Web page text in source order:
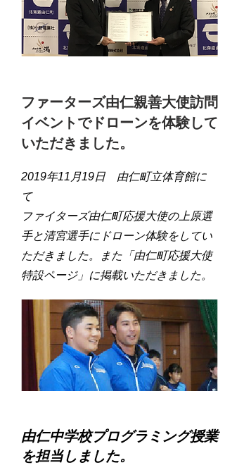
​ファーターズ由仁親善大使訪問
イベントでドローンを体験して
いただきました。
2019年11月19日 由仁町立体育館に
て
ファイターズ由仁町応援大使の上原選
手と清宮選手にドローン体験をしてい
ただきました。また「 由仁町応援大使
特設ページ」に掲載いただきました。
由仁中学校プログラミング授業
を担当しました。